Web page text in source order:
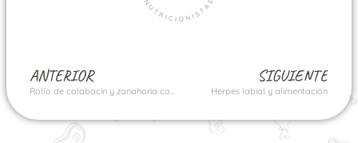
ANTERIOR
Rollo de calabacín y zanahoria con pavo y queso
SIGUIENTE
Herpes labial y alimentación